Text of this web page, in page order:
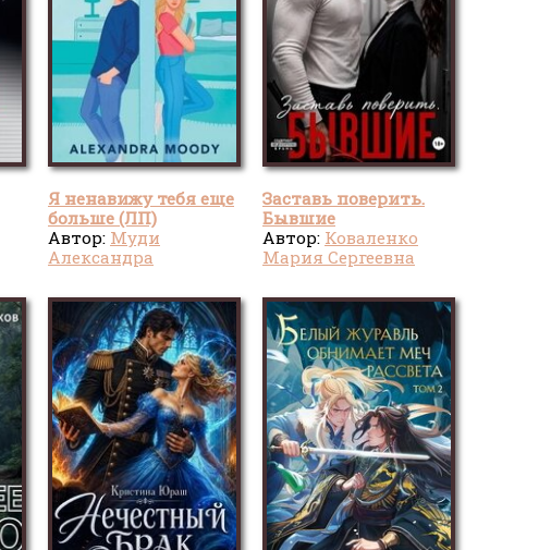
Я ненавижу тебя еще
больше (ЛП)
Автор: Муди
Александра
Заставь поверить.
Бывшие
Автор: Коваленко
Мария Сергеевна